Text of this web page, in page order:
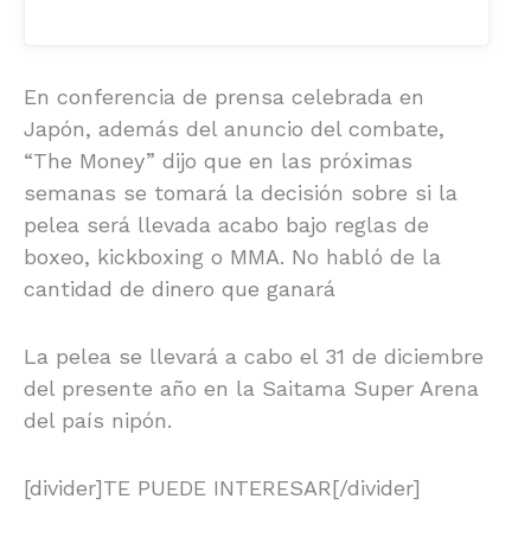
En conferencia de prensa celebrada en
Japón, además del anuncio del combate,
“The Money” dijo que en las próximas
semanas se tomará la decisión sobre si la
pelea será llevada acabo bajo reglas de
boxeo, kickboxing o MMA. No habló de la
cantidad de dinero que ganará
La pelea se llevará a cabo el 31 de diciembre
del presente año en la Saitama Super Arena
del país nipón.
[divider]TE PUEDE INTERESAR[/divider]